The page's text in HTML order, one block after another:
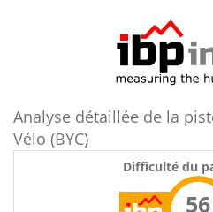
Analyse détaillée de la
Vélo (BYC)
Difficulté du
56